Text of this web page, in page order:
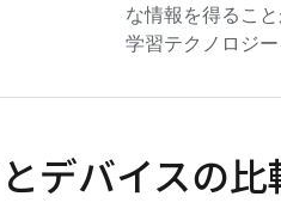
な情報を得るこ
学習テクノロジ
デバイスの比